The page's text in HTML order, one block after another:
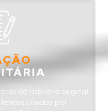
de maneira original
criados por